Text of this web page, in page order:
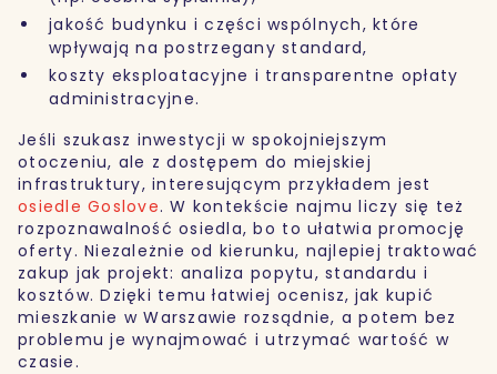
jakość budynku i części wspólnych, które
wpływają na postrzegany standard,
koszty eksploatacyjne i transparentne opłaty
administracyjne.
Jeśli szukasz inwestycji w spokojniejszym
otoczeniu, ale z dostępem do miejskiej
infrastruktury, interesującym przykładem jest
osiedle Goslove. W kontekście najmu liczy się też
rozpoznawalność osiedla, bo to ułatwia promocję
oferty. Niezależnie od kierunku, najlepiej traktować
zakup jak projekt: analiza popytu, standardu i
kosztów. Dzięki temu łatwiej ocenisz, jak kupić
mieszkanie w Warszawie rozsądnie, a potem bez
problemu je wynajmować i utrzymać wartość w
czasie.